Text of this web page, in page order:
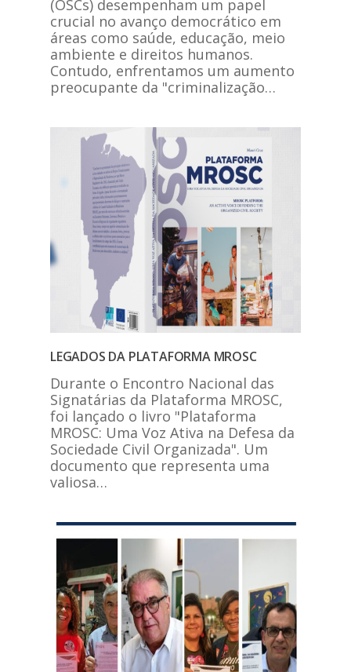
(OSCs) desempenham um papel
crucial no avanço democrático em
áreas como saúde, educação, meio
ambiente e direitos humanos.
Contudo, enfrentamos um aumento
preocupante da "criminalização…
LEGADOS DA PLATAFORMA MROSC
Durante o Encontro Nacional das
Signatárias da Plataforma MROSC,
foi lançado o livro "Plataforma
MROSC: Uma Voz Ativa na Defesa da
Sociedade Civil Organizada". Um
documento que representa uma
valiosa…